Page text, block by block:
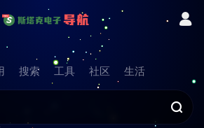
搜索 工具 社区 生活